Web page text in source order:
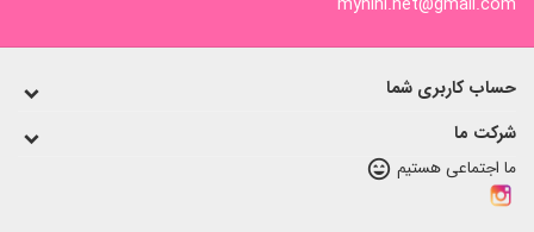
کاربری شما
ما
اجتماعی هستیمsentiment_very_satisfied